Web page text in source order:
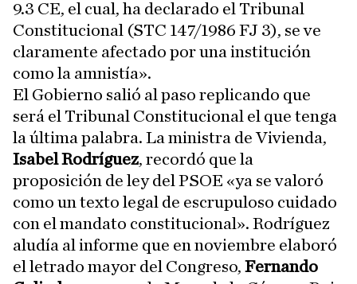
9.3 CE, el cual, ha declarado el Tribunal
Constitucional (STC 147/1986 FJ 3), se ve
claramente afectado por una institución
como la amnistía».
El Gobierno salió al paso replicando que
será el Tribunal Constitucional el que tenga
la última palabra. La ministra de Vivienda,
Isabel Rodríguez, recordó que la
proposición de ley del PSOE «ya se valoró
como un texto legal de escrupuloso cuidado
con el mandato constitucional». Rodríguez
aludía al informe que en noviembre elaboró
el letrado mayor del Congreso, Fernando